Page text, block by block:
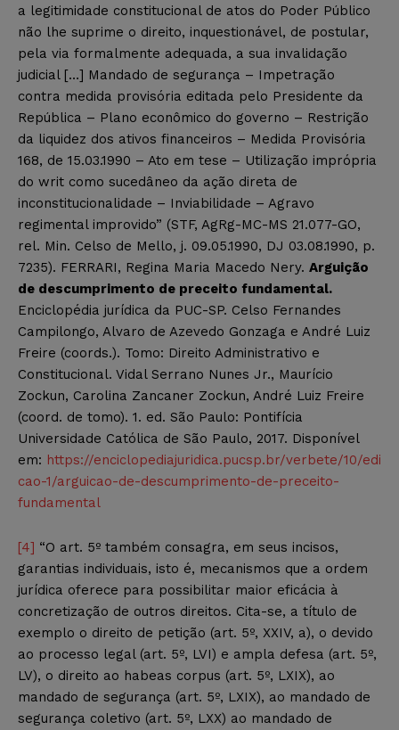
a legitimidade constitucional de atos do Poder Público
não lhe suprime o direito, inquestionável, de postular,
pela via formalmente adequada, a sua invalidação
judicial […] Mandado de segurança – Impetração
contra medida provisória editada pelo Presidente da
República – Plano econômico do governo – Restrição
da liquidez dos ativos financeiros – Medida Provisória
168, de 15.03.1990 – Ato em tese – Utilização imprópria
do writ como sucedâneo da ação direta de
inconstitucionalidade – Inviabilidade – Agravo
regimental improvido” (STF, AgRg-MC-MS 21.077-GO,
rel. Min. Celso de Mello, j. 09.05.1990, DJ 03.08.1990, p.
7235). FERRARI, Regina Maria Macedo Nery. Arguição
de descumprimento de preceito fundamental.
Enciclopédia jurídica da PUC-SP. Celso Fernandes
Campilongo, Alvaro de Azevedo Gonzaga e André Luiz
Freire (coords.). Tomo: Direito Administrativo e
Constitucional. Vidal Serrano Nunes Jr., Maurício
Zockun, Carolina Zancaner Zockun, André Luiz Freire
(coord. de tomo). 1. ed. São Paulo: Pontifícia
Universidade Católica de São Paulo, 2017. Disponível
em: https://enciclopediajuridica.pucsp.br/verbete/10/edi
cao-1/arguicao-de-descumprimento-de-preceito-
fundamental
[4] “O art. 5º também consagra, em seus incisos,
garantias individuais, isto é, mecanismos que a ordem
jurídica oferece para possibilitar maior eficácia à
concretização de outros direitos. Cita-se, a título de
exemplo o direito de petição (art. 5º, XXIV, a), o devido
ao processo legal (art. 5º, LVI) e ampla defesa (art. 5º,
LV), o direito ao habeas corpus (art. 5º, LXIX), ao
mandado de segurança (art. 5º, LXIX), ao mandado de
segurança coletivo (art. 5º, LXX) ao mandado de